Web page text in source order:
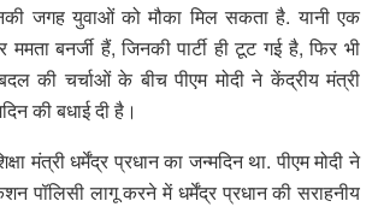
जगह युवाओं को मौका मिल सकता है. यानी एक
बनर्जी हैं, जिनकी पार्टी ही टूट गई है, फिर भी
की चर्चाओं के बीच पीएम मोदी ने केंद्रीय मंत्री
की बधाई दी है।
मंत्री धर्मेंद्र प्रधान का जन्मदिन था. पीएम मोदी ने
पॉलिसी लागू करने में धर्मेंद्र प्रधान की सराहनीय